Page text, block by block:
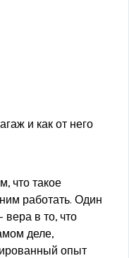
что такое
работать. Один
в то, что
деле,
опыт